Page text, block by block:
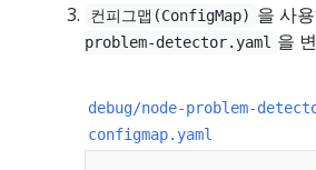
컨피그맵(ConfigMap) 을 사
problem-detector.yaml 을
debug/node-problem-
configmap.yaml